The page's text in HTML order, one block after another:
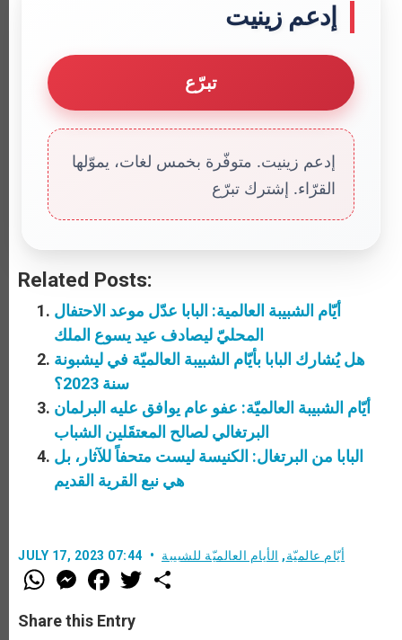
إدعم زينيت
تبرّع
إدعم زينيت. متوفّرة بخمس لغات، يموّلها
القرّاء. إشترك تبرّع
Related Posts:
أيّام الشبيبة العالمية: البابا عدّل موعد الاحتفال
المحليّ ليصادف عيد يسوع الملك
هل يُشارك البابا بأيّام الشبيبة العالميّة في ليشبونة
سنة 2023؟
أيّام الشبيبة العالميّة: عفو عام يوافق عليه البرلمان
البرتغالي لصالح المعتقَلين الشباب
البابا من البرتغال: الكنيسة ليست متحفاً للآثار، بل
هي نبع القرية القديم
JULY 17, 2023 07:44 أيّام عالميّة, الأيام العالميّة للشبيبة
W
h
t
s
M
e
s
e
F
a
e
b
w
Share this Entry